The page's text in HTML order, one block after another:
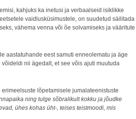
kahjuks ka inetusi ja verbaalseid isiklikke
vaidlusküsimustele, on suudetud säilitada
vähema venna või õe solvamiseks ja vääritute
aastatuhande eest samuti enneolematu ja äge
nii ägedalt, et see võis ajuti muutuda
lõpetamisele jumalateenistuste
ning tulge sõbralikult kokku ja jõudke
ühes kohas üht-, teises teistmoodi, mis